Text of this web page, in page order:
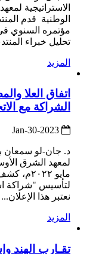
الاستراتيجية
الوطنية قدم
مؤتمره السنوي
تحليل خبراء
المزيد
اتفاق العلا
الشراكة مع
د. جان-لو سمعان
مايو
لتأسيس "شراكة
نعتبر هذا الإعلان...
المزيد
تقـارب الهند